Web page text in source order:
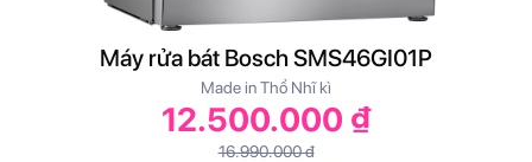
Máy rửa bát Bosch SMS46GI01P
Made in Thổ Nhĩ kì
12.500.000 ₫
16.990.000 đ